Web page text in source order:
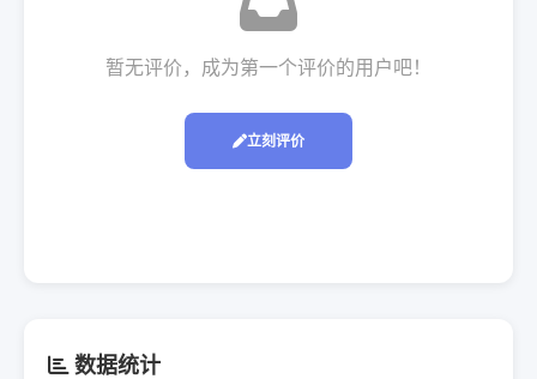
暂无评价，成为第一个评价的用户吧！
立刻评价
数据统计